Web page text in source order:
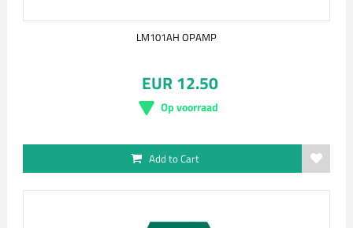
LM101AH OPAMP
EUR 12.50
Op voorraad
Add to Cart